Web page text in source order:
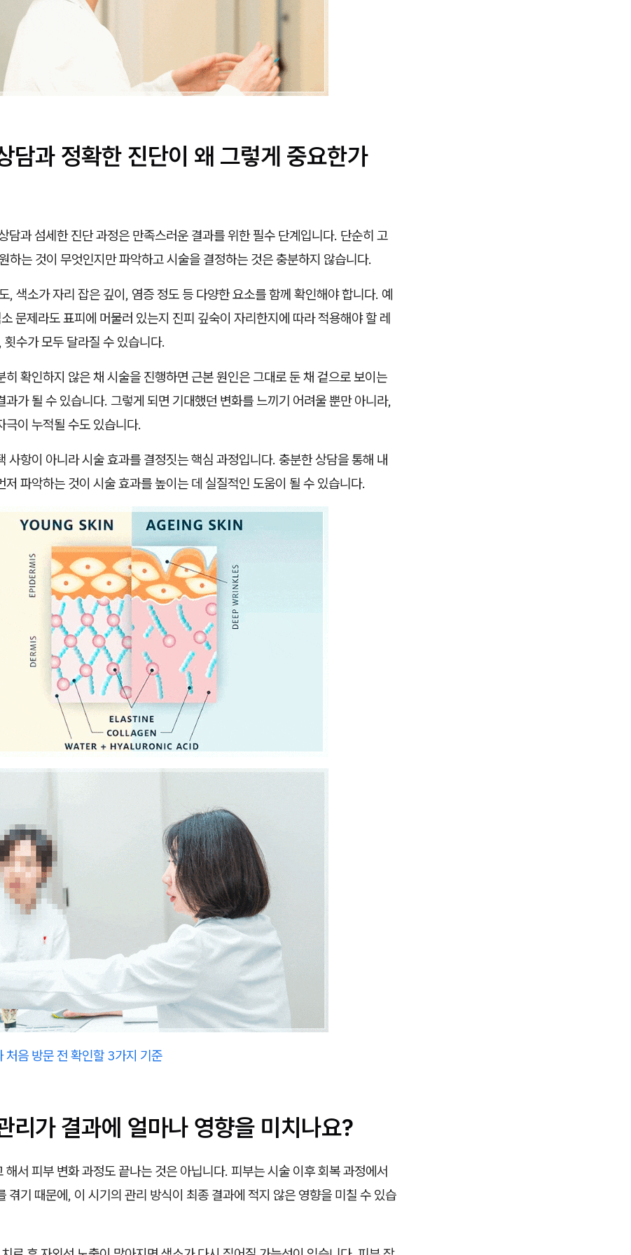
담과 정확한 진단이 왜 그렇게 중요한가
담과 섬세한 진단 과정은 만족스러운 결과를 위한 필수 단계입니다. 단순히 고
하는 것이 무엇인지만 파악하고 시술을 결정하는 것은 충분하지 않습니다.
, 색소가 자리 잡은 깊이, 염증 정도 등 다양한 요소를 함께 확인해야 합니다. 예
문제라도 표피에 머물러 있는지 진피 깊숙이 자리한지에 따라 적용해야 할 레
횟수가 모두 달라질 수 있습니다.
히 확인하지 않은 채 시술을 진행하면 근본 원인은 그대로 둔 채 겉으로 보이는
과가 될 수 있습니다. 그렇게 되면 기대했던 변화를 느끼기 어려울 뿐만 아니라,
극이 누적될 수도 있습니다.
사항이 아니라 시술 효과를 결정짓는 핵심 과정입니다. 충분한 상담을 통해 내
저 파악하는 것이 시술 효과를 높이는 데 실질적인 도움이 될 수 있습니다.
처음 방문 전 확인할 3가지 기준
리가 결과에 얼마나 영향을 미치나요?
해서 피부 변화 과정도 끝나는 것은 아닙니다. 피부는 시술 이후 회복 과정에서
겪기 때문에, 이 시기의 관리 방식이 최종 결과에 적지 않은 영향을 미칠 수 있습